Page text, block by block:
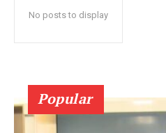
No posts to display
Popular